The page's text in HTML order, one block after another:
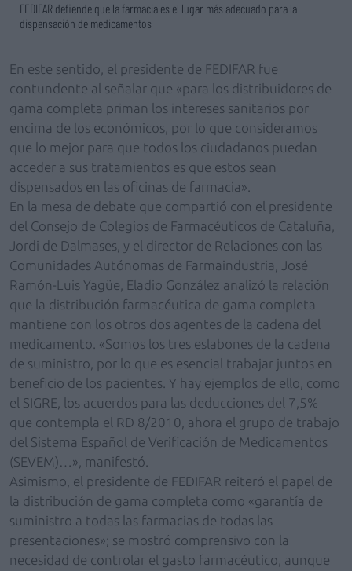
FEDIFAR defiende que la farmacia es el lugar más adecuado para la
dispensación de medicamentos
En este sentido, el presidente de FEDIFAR fue
contundente al señalar que «para los distribuidores de
gama completa priman los intereses sanitarios por
encima de los económicos, por lo que consideramos
que lo mejor para que todos los ciudadanos puedan
acceder a sus tratamientos es que estos sean
dispensados en las oficinas de farmacia».
En la mesa de debate que compartió con el presidente
del Consejo de Colegios de Farmacéuticos de Cataluña,
Jordi de Dalmases, y el director de Relaciones con las
Comunidades Autónomas de Farmaindustria, José
Ramón-Luis Yagüe, Eladio González analizó la relación
que la distribución farmacéutica de gama completa
mantiene con los otros dos agentes de la cadena del
medicamento. «Somos los tres eslabones de la cadena
de suministro, por lo que es esencial trabajar juntos en
beneficio de los pacientes. Y hay ejemplos de ello, como
el SIGRE, los acuerdos para las deducciones del 7,5%
que contempla el RD 8/2010, ahora el grupo de trabajo
del Sistema Español de Verificación de Medicamentos
(SEVEM)…», manifestó.
Asimismo, el presidente de FEDIFAR reiteró el papel de
la distribución de gama completa como «garantía de
suministro a todas las farmacias de todas las
presentaciones»; se mostró comprensivo con la
necesidad de controlar el gasto farmacéutico, aunque